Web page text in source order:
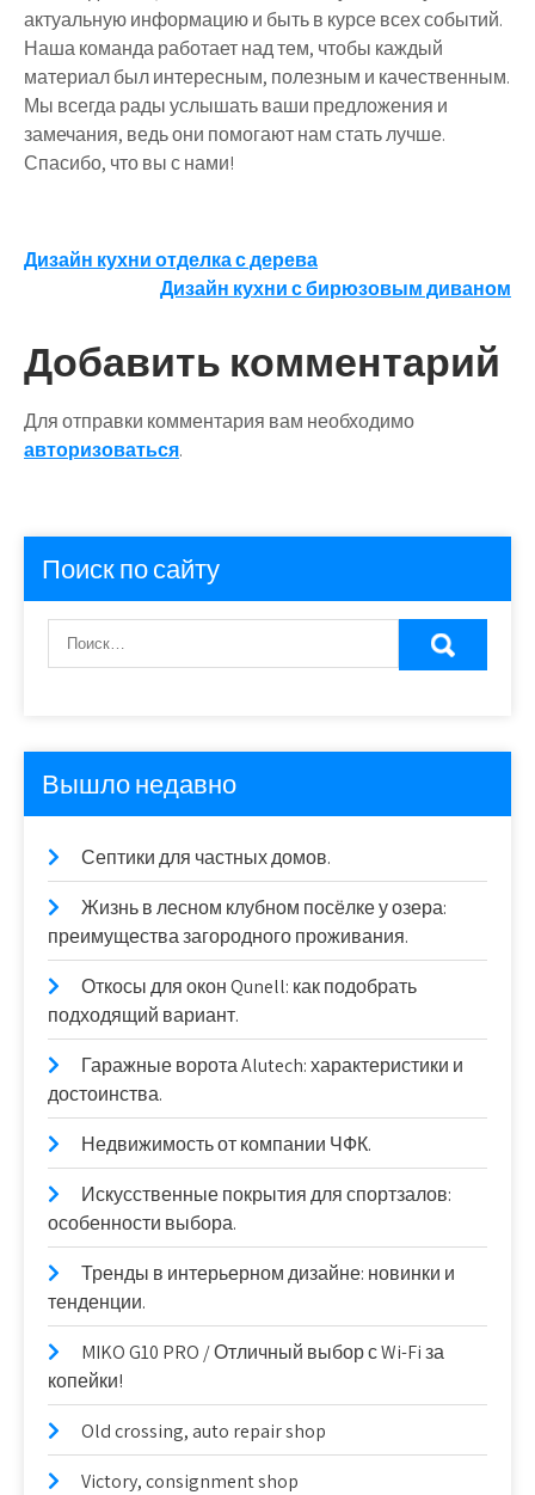
актуальную информацию и быть в курсе всех событий.
Наша команда работает над тем, чтобы каждый
материал был интересным, полезным и качественным.
Мы всегда рады услышать ваши предложения и
замечания, ведь они помогают нам стать лучше.
Спасибо, что вы с нами!
Навигация
записям
Дизайн кухни отделка с дерева
Дизайн кухни с бирюзовым диваном
Добавить комментарий
Для отправки комментария вам необходимо
авторизоваться.
Поиск по сайту
Вышло недавно
Септики для частных домов.
Жизнь в лесном клубном посёлке у озера:
преимущества загородного проживания.
Откосы для окон Qunell: как подобрать
подходящий вариант.
Гаражные ворота Alutech: характеристики и
достоинства.
Недвижимость от компании ЧФК.
Искусственные покрытия для спортзалов:
особенности выбора.
Тренды в интерьерном дизайне: новинки и
тенденции.
MIKO G10 PRO / Отличный выбор с Wi-Fi за
копейки!
Old crossing, auto repair shop
Victory, consignment shop